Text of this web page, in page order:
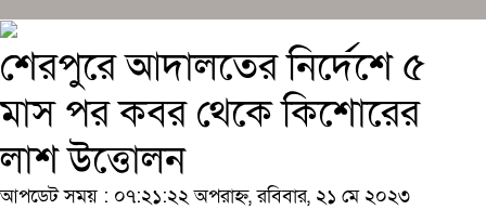
শেরপুরে আদালতের নির্দেশে ৫
মাস পর কবর থেকে কিশোরের
লাশ উত্তোলন
আপডেট সময় : ০৭:২১:২২ অপরাহ্ন, রবিবার, ২১ মে ২০২৩